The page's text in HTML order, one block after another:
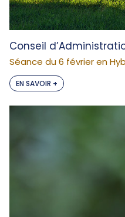
Conseil
Séance du 6 février en
EN SAVOIR +